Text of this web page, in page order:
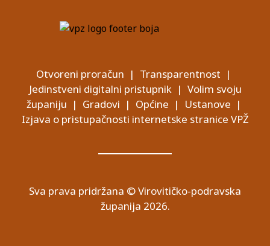
Otvoreni proračun | Transparentnost |
Jedinstveni digitalni pristupnik| Volim svoju
županiju | Gradovi | Općine | Ustanove |
Izjava o pristupačnosti internetske stranice VPŽ
Sva prava pridržana © Virovitičko-podravska
županija 2026.